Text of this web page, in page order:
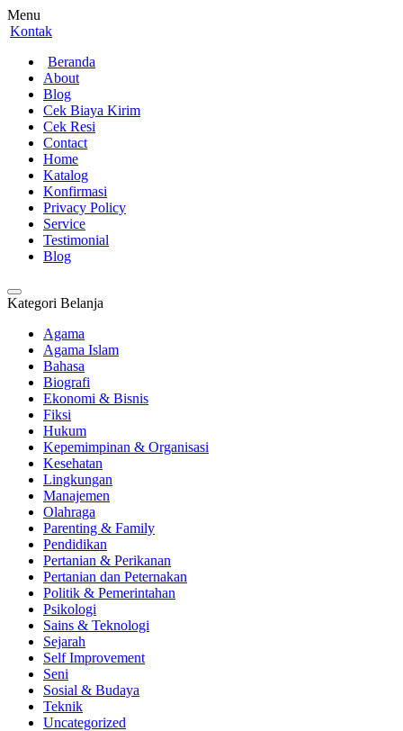
Menu
Kontak
Beranda
About
Blog
Cek Biaya Kirim
Cek Resi
Contact
Home
Katalog
Konfirmasi
Privacy Policy
Service
Testimonial
Blog
Kategori Belanja
Agama
Agama Islam
Bahasa
Biografi
Ekonomi & Bisnis
Fiksi
Hukum
Kepemimpinan & Organisasi
Kesehatan
Lingkungan
Manajemen
Olahraga
Parenting & Family
Pendidikan
Pertanian & Perikanan
Pertanian dan Peternakan
Politik & Pemerintahan
Psikologi
Sains & Teknologi
Sejarah
Self Improvement
Seni
Sosial & Budaya
Teknik
Uncategorized